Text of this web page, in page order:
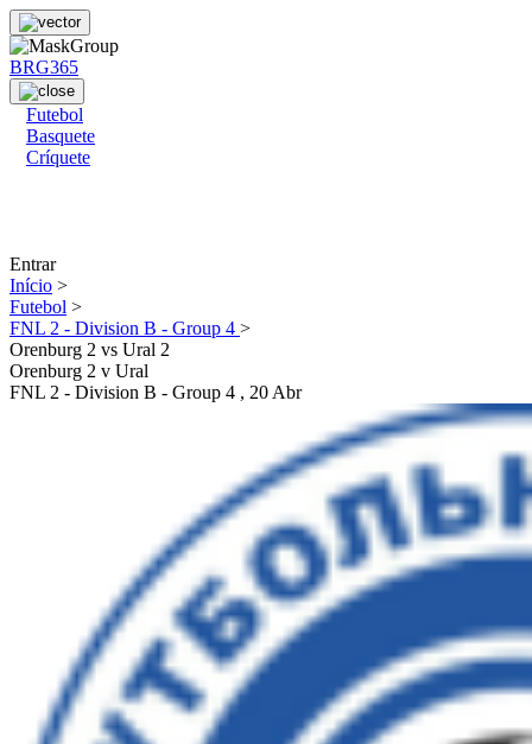
BRG365
Futebol
Basquete
Críquete
Entrar
Início >
Futebol >
FNL 2 - Division B - Group 4 >
Orenburg 2 vs Ural 2
Orenburg 2 v Ural
FNL 2 - Division B - Group 4 , 20 Abr